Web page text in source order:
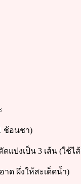
ช้อนชา)
ดแบ่งเป็น 3 เส้น (ใ
ด ผึ่งให้สะเด็ดน้ำ)